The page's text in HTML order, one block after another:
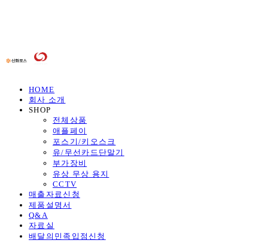
HOME
회사 소개
SHOP
전체상품
애플페이
포스기/키오스크
유/무선카드단말기
부가장비
유상 무상 용지
CCTV
매출자료신청
제품설명서
Q&A
자료실
배달의민족입점신청